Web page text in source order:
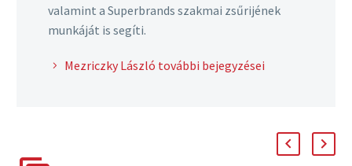
valamint a Superbrands szakmai zsűrijének
munkáját is segíti.
Mezriczky László további bejegyzései